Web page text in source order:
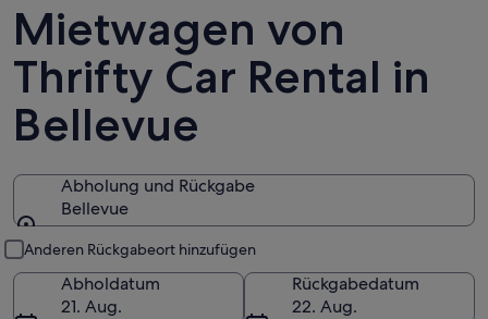
Mietwagen von
Thrifty Car Rental in
Bellevue
Abholung und Rückgabe
Bellevue
Anderen Rückgabeort hinzufügen
Abholdatum
21. Aug.
Rückgabedatum
22. Aug.